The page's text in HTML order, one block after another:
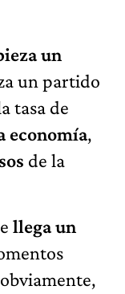
un
un partido
tasa de
economía,
de la
llega un